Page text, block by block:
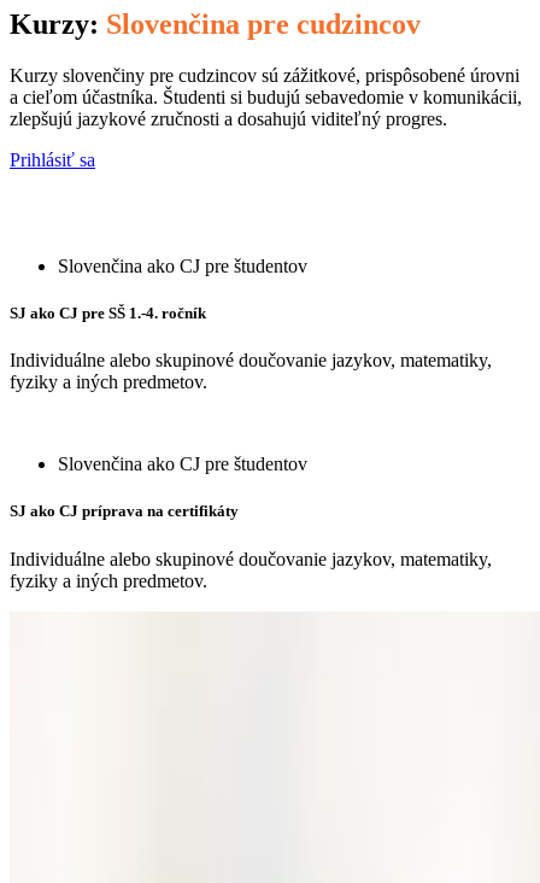
Kurzy: Slovenčina pre cudzincov
Kurzy slovenčiny pre cudzincov sú zážitkové, prispôsobené úrovni
a cieľom účastníka. Študenti si budujú sebavedomie v komunikácii,
zlepšujú jazykové zručnosti a dosahujú viditeľný progres.
Prihlásiť sa
Slovenčina ako CJ pre študentov
SJ ako CJ pre SŠ 1.-4. ročník
Individuálne alebo skupinové doučovanie jazykov, matematiky,
fyziky a iných predmetov.
Slovenčina ako CJ pre študentov
SJ ako CJ príprava na certifikáty
Individuálne alebo skupinové doučovanie jazykov, matematiky,
fyziky a iných predmetov.